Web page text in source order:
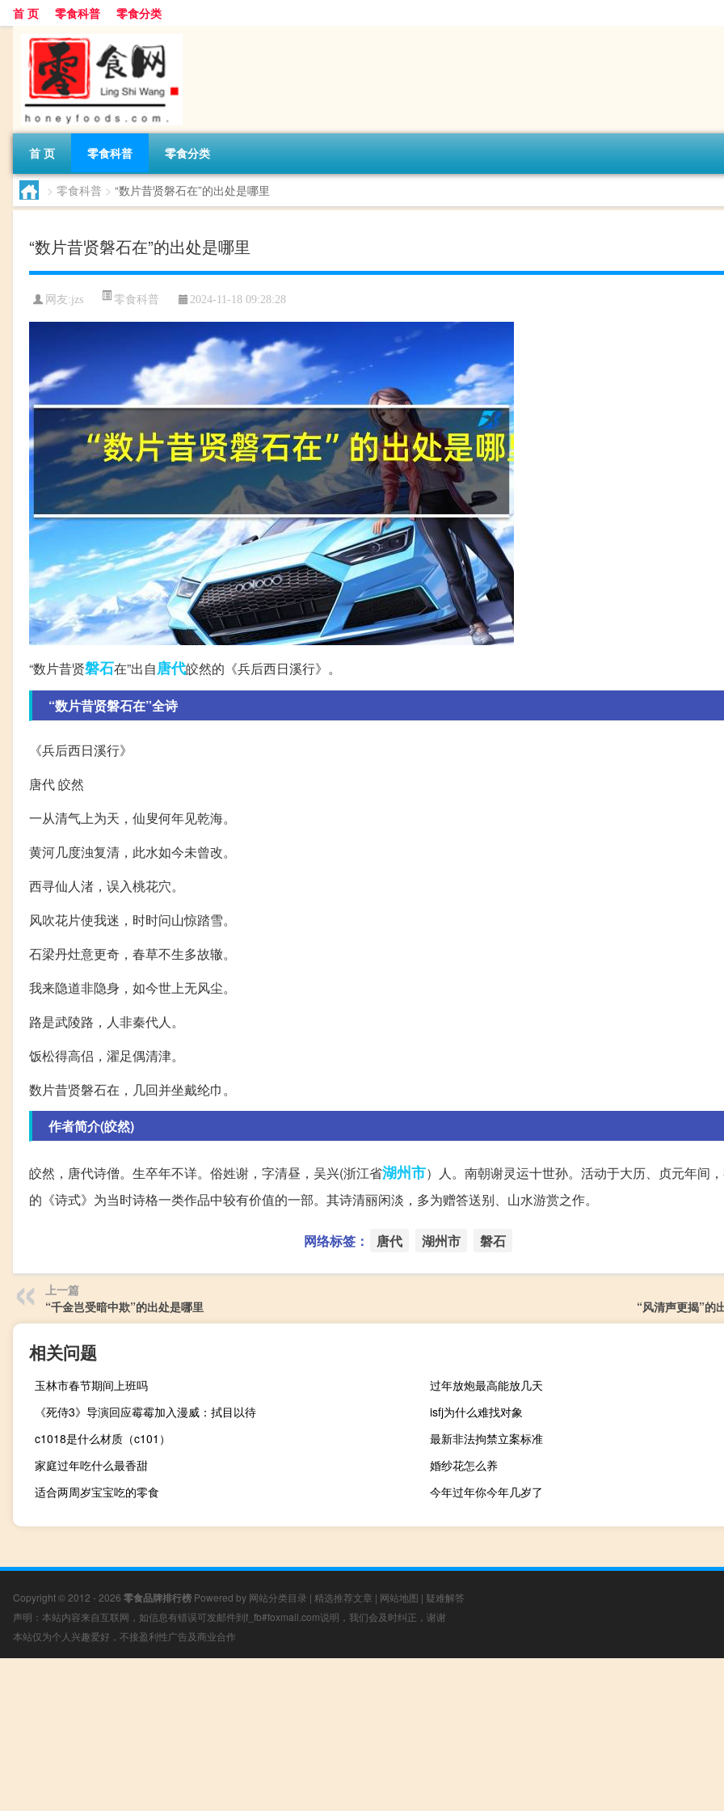
首 页 零食科普 零食分类
首 页 零食科普 零食分类
> 零食科普 > “数片昔贤磐石在”的出处是哪里
“数片昔贤磐石在”的出处是哪里
网友:jzs 零食科普 2024-11-18 09:28:28
“数片昔贤磐石在”出自唐代皎然的《兵后西日溪行》。
“数片昔贤磐石在”全诗
《兵后西日溪行》
唐代 皎然
一从清气上为天，仙叟何年见乾海。
黄河几度浊复清，此水如今未曾改。
西寻仙人渚，误入桃花穴。
风吹花片使我迷，时时问山惊踏雪。
石梁丹灶意更奇，春草不生多故辙。
我来隐道非隐身，如今世上无风尘。
路是武陵路，人非秦代人。
饭松得高侣，濯足偶清津。
数片昔贤磐石在，几回并坐戴纶巾。
作者简介(皎然)
皎然，唐代诗僧。生卒年不详。俗姓谢，字清昼，吴兴(浙江省湖州市）人。南朝谢灵运十世孙。活动于大历、贞元年间
的《诗式》为当时诗格一类作品中较有价值的一部。其诗清丽闲淡，多为赠答送别、山水游赏之作。
网络标签： 唐代 湖州市 磐石
上一篇
“千金岂受暗中欺”的出处是哪里
“风清声更揭”的
相关问题
玉林市春节期间上班吗
过年放炮最高能放几天
《死侍3》导演回应霉霉加入漫威：拭目以待
isfj为什么难找对象
c1018是什么材质（c101）
最新非法拘禁立案标准
家庭过年吃什么最香甜
婚纱花怎么养
适合两周岁宝宝吃的零食
今年过年你今年几岁了
Copyright © 2012 - 2026 零食品牌排行榜 Powered by 网站分类目录 | 精选推荐文章 | 网站地图 | 疑难解答
声明：本站内容来自互联网，如信息有错误可发邮件到f_fb#foxmail.com说明，我们会及时纠正，谢谢
本站仅为个人兴趣爱好，不接盈利性广告及商业合作